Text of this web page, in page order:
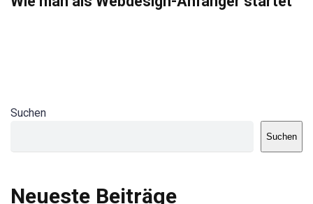
Suchen
Suchen
Neueste Beiträge